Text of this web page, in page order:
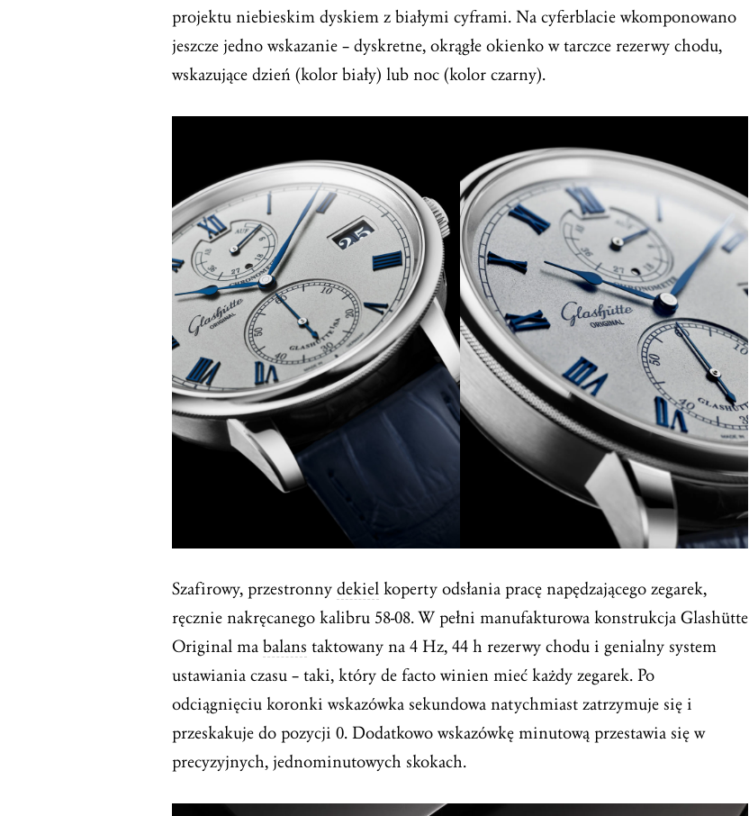
projektu niebieskim dyskiem z białymi cyframi. Na cyferblacie wkomponowano
jeszcze jedno wskazanie – dyskretne, okrągłe okienko w tarczce rezerwy chodu,
wskazujące dzień (kolor biały) lub noc (kolor czarny).
Szafirowy, przestronny dekiel koperty odsłania pracę napędzającego zegarek,
ręcznie nakręcanego kalibru 58-08. W pełni manufakturowa konstrukcja Glashütte
Original ma balans taktowany na 4 Hz, 44 h rezerwy chodu i genialny system
ustawiania czasu – taki, który de facto winien mieć każdy zegarek. Po
odciągnięciu koronki wskazówka sekundowa natychmiast zatrzymuje się i
przeskakuje do pozycji 0. Dodatkowo wskazówkę minutową przestawia się w
precyzyjnych, jednominutowych skokach.